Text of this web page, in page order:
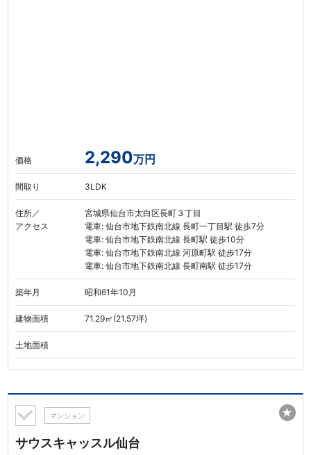
価格 2,290万円
間取り 3LDK
住所／
アクセス
宮城県仙台市太白区長町３丁目
電車: 仙台市地下鉄南北線 長町一丁目駅 徒歩7分
電車: 仙台市地下鉄南北線 長町駅 徒歩10分
電車: 仙台市地下鉄南北線 河原町駅 徒歩17分
電車: 仙台市地下鉄南北線 長町南駅 徒歩17分
築年月 昭和61年10月
建物面積 71.29㎡(21.57坪)
土地面積
マンション
サウスキャッスル仙台
★